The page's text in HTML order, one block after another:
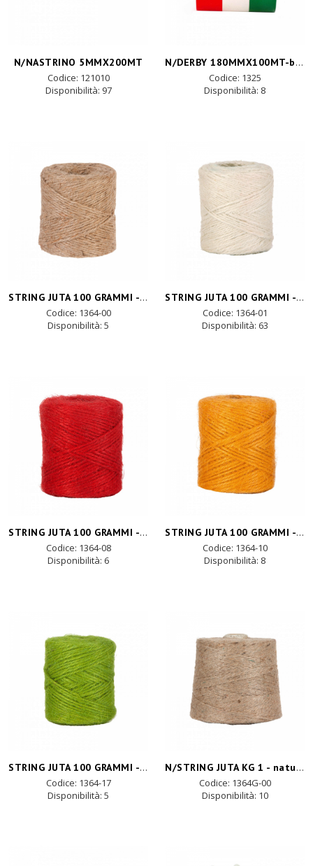
N/NASTRINO 5MMX200MT
Codice: 121010
Disponibilità: 97
N/DERBY 180MMX100MT-b.co/rosso
Codice: 1325
Disponibilità: 8
STRING JUTA 100 GRAMMI -natural
Codice: 1364-00
Disponibilità: 5
STRING JUTA 100 GRAMMI -white
Codice: 1364-01
Disponibilità: 63
STRING JUTA 100 GRAMMI -red
Codice: 1364-08
Disponibilità: 6
STRING JUTA 100 GRAMMI -arancio
Codice: 1364-10
Disponibilità: 8
STRING JUTA 100 GRAMMI -green
Codice: 1364-17
Disponibilità: 5
N/STRING JUTA KG 1 - natural
Codice: 1364G-00
Disponibilità: 10